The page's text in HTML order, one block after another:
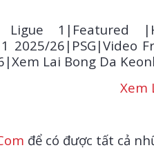
1|Featured
2025/26|PSG|Video
Lai Bong Da
Xem
để có được tất cả